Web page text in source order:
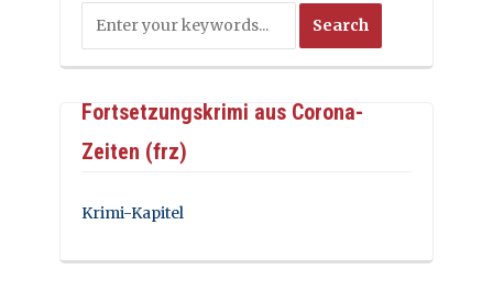
Fortsetzungskrimi aus Corona-
Zeiten (frz)
Krimi-Kapitel